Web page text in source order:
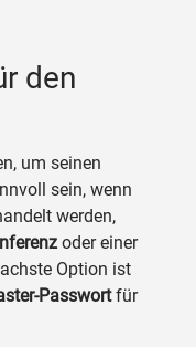
den
um seinen
sein, wenn
werden,
oder einer
Option ist
Passwortfür